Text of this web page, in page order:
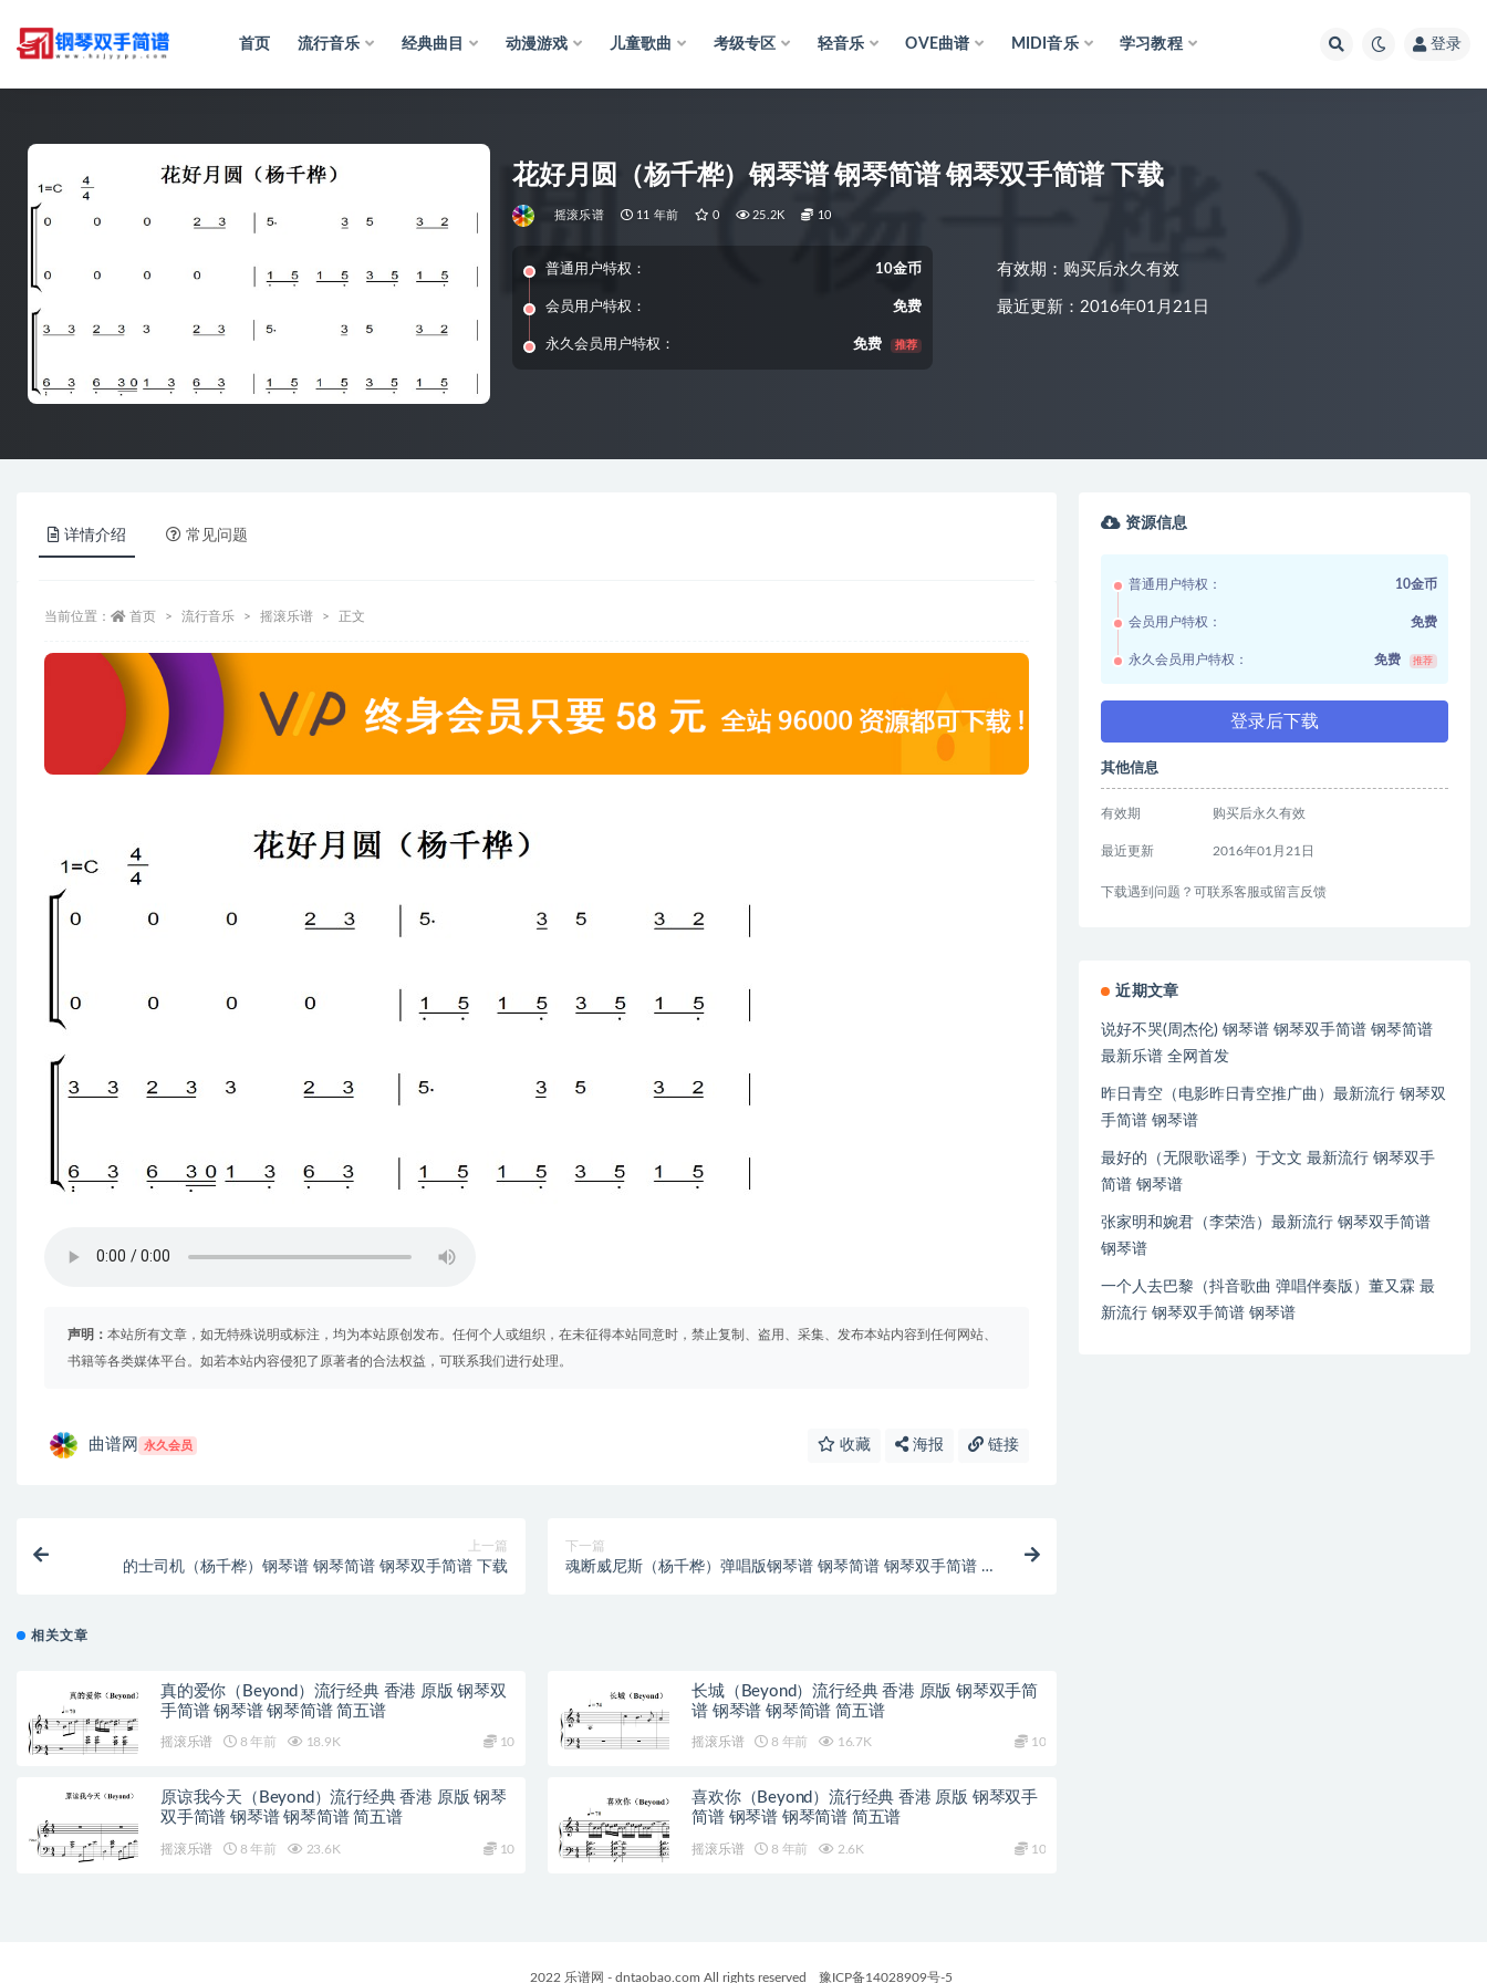
首页 流行音乐 经典曲目 动漫游戏 儿童歌曲 考级专区 轻音乐 OVE曲谱 MIDI音乐 学习教程 登录
花好月圆（杨千桦）钢琴谱 钢琴简谱 钢琴双手简谱 下载
摇滚乐谱 11 年前 0 25.2K 10
普通用户特权： 10金币
会员用户特权： 免费
永久会员用户特权： 免费 推荐
有效期：购买后永久有效
最近更新：2016年01月21日
详情介绍 常见问题
当前位置： 首页 流行音乐 摇滚乐谱 正文
声明： 本站所有文章，如无特殊说明或标注，均为本站原创发布。任何个人或组织，在未征得本站同意时，禁止复制、盗用、采集、发布本站内容到任何网站、
书籍等各类媒体平台。如若本站内容侵犯了原著者的合法权益，可联系我们进行处理。
曲谱网 永久会员 收藏 海报 链接
上一篇
的士司机（杨千桦）钢琴谱 钢琴简谱 钢琴双手简谱 下载
下一篇
魂断威尼斯（杨千桦）弹唱版钢琴谱 钢琴简谱 钢琴双手简谱 下
相关文章
真的爱你（Beyond）流行经典 香港 原版 钢琴双
手简谱 钢琴谱 钢琴简谱 简五谱
摇滚乐谱 8 年前 18.9K 10
长城（Beyond）流行经典 香港 原版 钢琴双手简
谱 钢琴谱 钢琴简谱 简五谱
摇滚乐谱 8 年前 16.7K 10
原谅我今天（Beyond）流行经典 香港 原版 钢琴
双手简谱 钢琴谱 钢琴简谱 简五谱
摇滚乐谱 8 年前 23.6K 10
喜欢你（Beyond）流行经典 香港 原版 钢琴双手
简谱 钢琴谱 钢琴简谱 简五谱
摇滚乐谱 8 年前 2.6K 10
资源信息
普通用户特权： 10金币
会员用户特权： 免费
永久会员用户特权： 免费 推荐
登录后下载
其他信息
有效期 购买后永久有效
最近更新 2016年01月21日
下载遇到问题？可联系客服或留言反馈
近期文章
说好不哭(周杰伦) 钢琴谱 钢琴双手简谱 钢琴简谱
最新乐谱 全网首发
昨日青空（电影昨日青空推广曲）最新流行 钢琴双
手简谱 钢琴谱
最好的（无限歌谣季）于文文 最新流行 钢琴双手
简谱 钢琴谱
张家明和婉君（李荣浩）最新流行 钢琴双手简谱
钢琴谱
一个人去巴黎（抖音歌曲 弹唱伴奏版）董又霖 最
新流行 钢琴双手简谱 钢琴谱
2022 乐谱网 - dntaobao.com All rights reserved 豫ICP备14028909号-5